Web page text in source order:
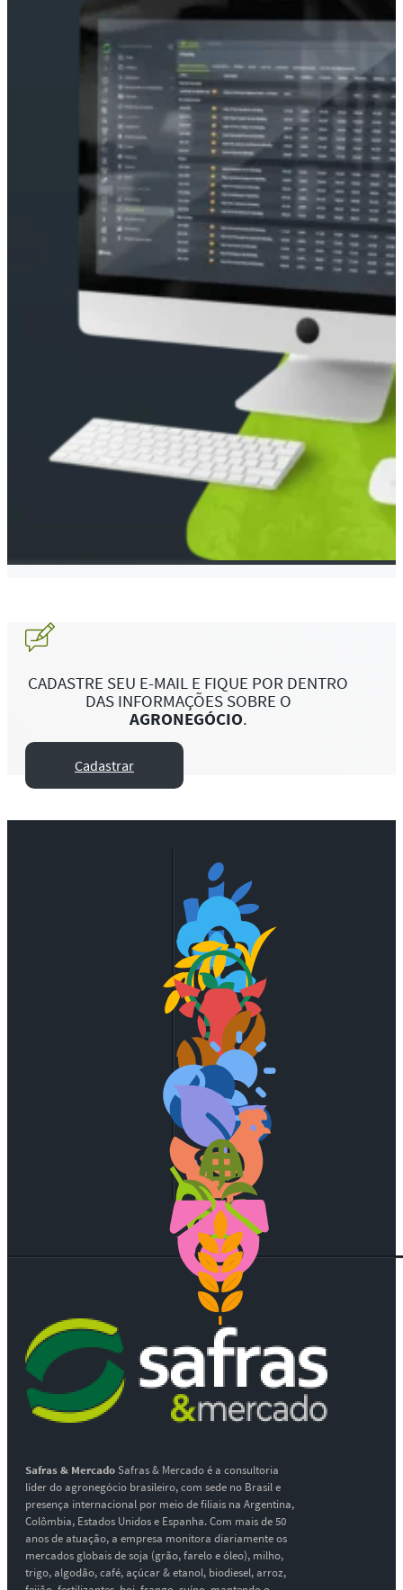
CADASTRE SEU E-MAIL E FIQUE POR DENTRO
DAS INFORMAÇÕES SOBRE O
AGRONEGÓCIO.
Cadastrar
Safras & MercadoSafras & Mercado é a consultoria
líder do agronegócio brasileiro, com sede no Brasil e
presença internacional por meio de filiais na Argentina,
Colômbia, Estados Unidos e Espanha. Com mais de 50
anos de atuação, a empresa monitora diariamente os
mercados globais de soja (grão, farelo e óleo), milho,
trigo, algodão, café, açúcar & etanol, biodiesel, arroz,